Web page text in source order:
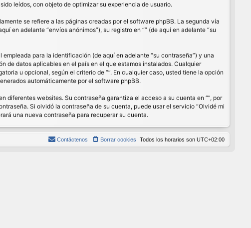
leídos, con objeto de optimizar su experiencia de usuario.
se refiere a las páginas creadas por el software phpBB. La segunda vía
en adelante “envíos anónimos”), su registro en “” (de aquí en adelante “su
para la identificación (de aquí en adelante “su contraseña”) y una
de datos aplicables en el país en el que estamos instalados. Cualquier
u opcional, según el criterio de “”. En cualquier caso, usted tiene la opción
automáticamente por el software phpBB.
diferentes websites. Su contraseña garantiza el acceso a su cuenta en “”, por
Si olvidó la contraseña de su cuenta, puede usar el servicio “Olvidé mi
una nueva contraseña para recuperar su cuenta.
Todos los horarios son UTC+02:00
Borrar cookies
Contáctenos